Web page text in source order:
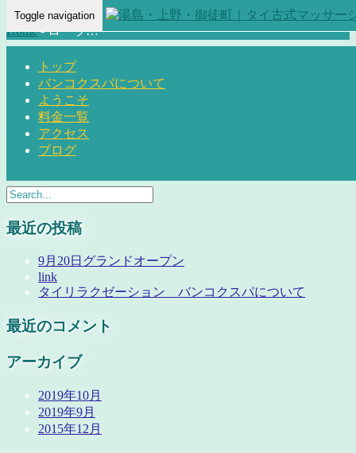
Toggle navigation
トップ
バンコクスパについて
ようこそ
料金一覧
アクセス
ブログ
Home-ローラ…
ローラ(Rola) – 湯島・上野・御徒町 タイリラクゼーション バ
ンコクスパ
最近の投稿
9月20日グランドオープン
link
タイリラクゼーション バンコクスパについて
最近のコメント
アーカイブ
2019年10月
2019年9月
2015年12月